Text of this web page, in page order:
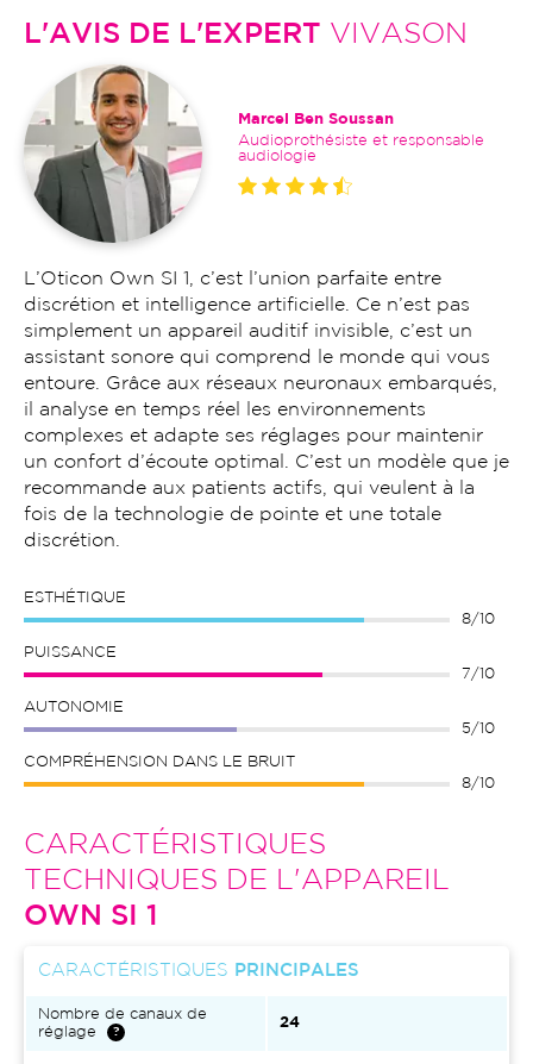
L'AVIS DE L'EXPERT VIVASON
Marcel Ben Soussan
Audioprothésiste et responsable
audiologie
L’Oticon Own SI 1, c’est l’union parfaite entre
discrétion et intelligence artificielle. Ce n’est pas
simplement un appareil auditif invisible, c’est un
assistant sonore qui comprend le monde qui vous
entoure. Grâce aux réseaux neuronaux embarqués,
il analyse en temps réel les environnements
complexes et adapte ses réglages pour maintenir
un confort d’écoute optimal. C’est un modèle que je
recommande aux patients actifs, qui veulent à la
fois de la technologie de pointe et une totale
discrétion.
ESTHÉTIQUE
8/10
PUISSANCE
7/10
AUTONOMIE
5/10
COMPRÉHENSION DANS LE BRUIT
8/10
CARACTÉRISTIQUES
TECHNIQUES DE L'APPAREIL
OWN SI 1
CARACTÉRISTIQUES PRINCIPALES
Nombre de canaux de
réglage
24